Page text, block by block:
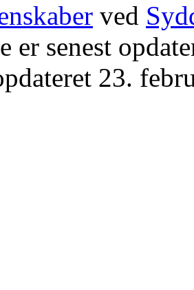
ved
er senest
23.